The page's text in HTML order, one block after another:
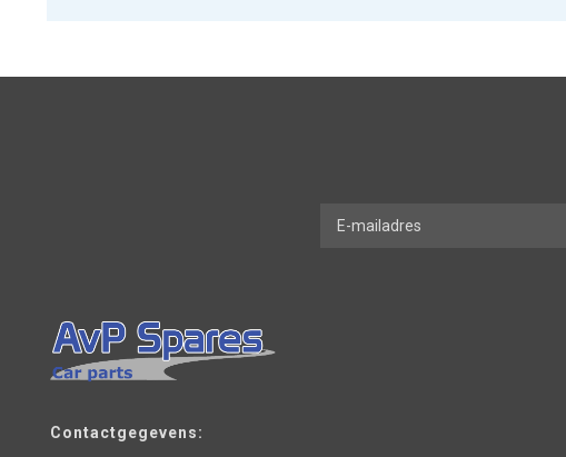
Contactgegevens: